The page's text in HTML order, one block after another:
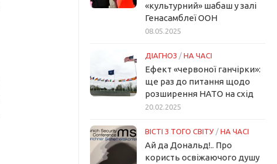
«культурний» шабаш у залі
Генасамблеї ООН
08.05.2025
ДІАГНОЗ / НА ЧАСІ
Ефект «червоної ганчірки»:
ще раз до питання щодо
розширення НАТО на схід
20.02.2025
ВІСТІ З ТОГО СВІТУ / НА ЧАСІ
Ай да Дональд!.. Про
користь освіжаючого душу